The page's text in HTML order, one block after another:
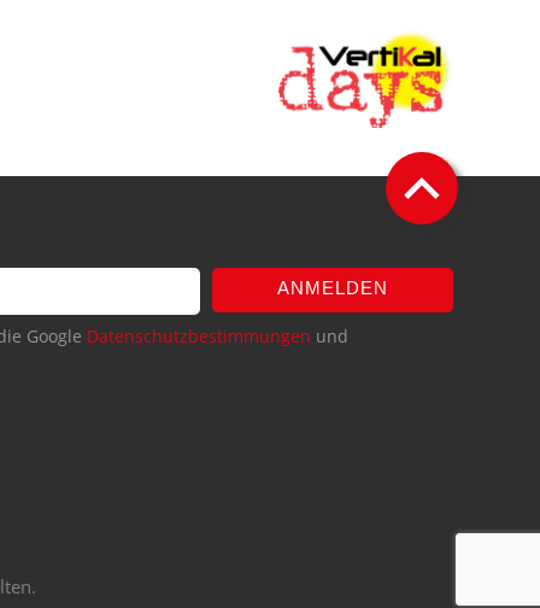
ANMELDEN
Google Datenschutzbestimmungen und